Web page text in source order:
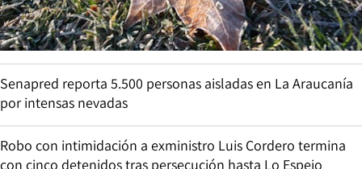
Senapred reporta 5.500 personas aisladas en La Araucanía
por intensas nevadas
Robo con intimidación a exministro Luis Cordero termina
con cinco detenidos tras persecución hasta Lo Espejo